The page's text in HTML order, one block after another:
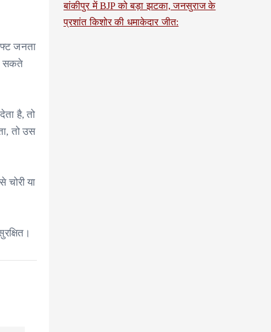
जनता
सकते
है, तो
तो उस
चोरी या
बांकीपुर में BJP को बड़ा झटका, जनसुराज के
प्रशांत किशोर की धमाकेदार जीत: